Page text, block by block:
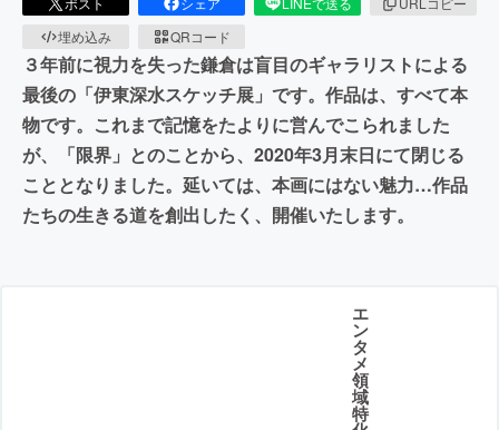
埋め込み
QRコード
３年前に視力を失った鎌倉は盲目のギャラリストによる
最後の「伊東深水スケッチ展」です。作品は、すべて本
物です。これまで記憶をたよりに営んでこられました
が、「限界」とのことから、2020年3月末日にて閉じる
こととなりました。延いては、本画にはない魅力…作品
たちの生きる道を創出したく、開催いたします。
エ
ン
タ
メ
領
域
特